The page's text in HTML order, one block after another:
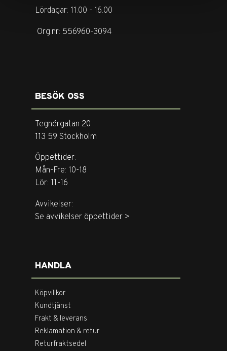
Lördagar: 11.00 - 16.00
Org.nr: 556960-3094
BESÖK OSS
Tegnérgatan 20
113 59 Stockholm
Öppettider:
Mån-Fre: 10-18
Lör: 11-16
Avvikelser:
Se avvikelser öppettider >
HANDLA
Köpvillkor
Kundtjänst
Frakt & leverans
Reklamation & retur
Returfraktsedel